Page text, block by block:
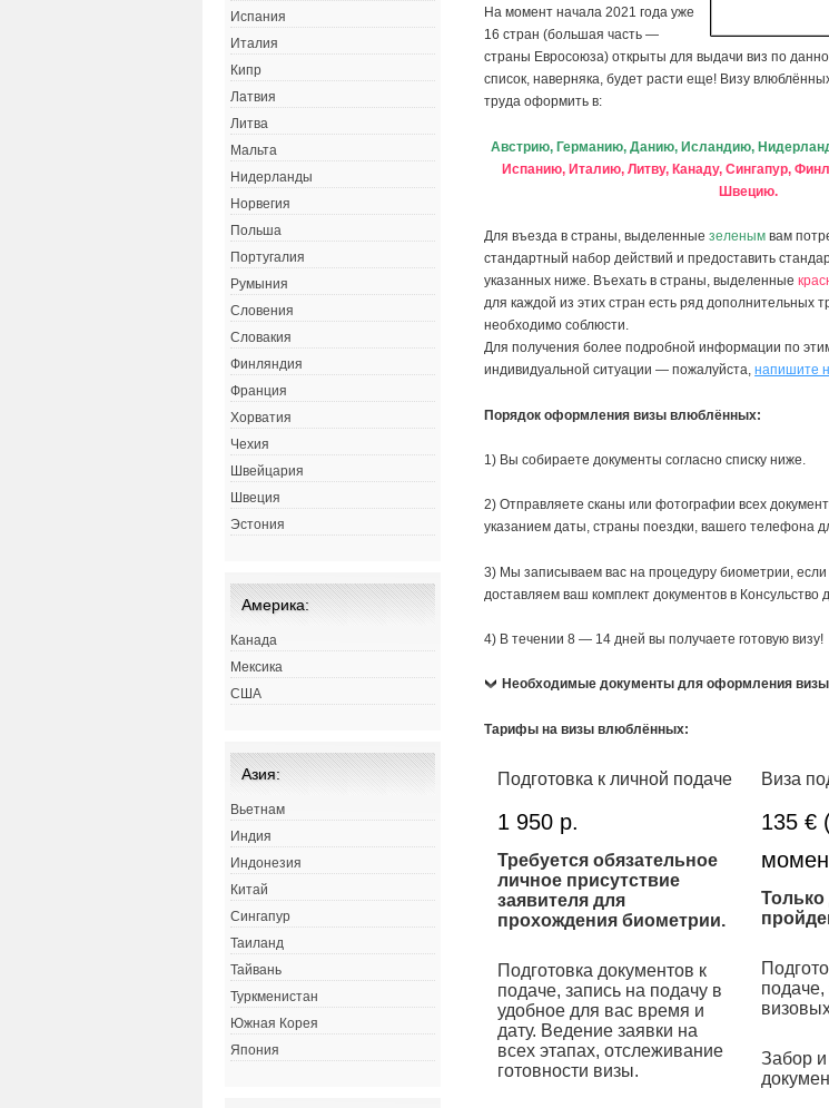
На момент начала 2021 года уже
16 стран (большая часть —
страны Евросоюза) открыты для выдачи виз по
список, наверняка, будет расти еще! Визу
труда оформить в:
Австрию, Германию, Данию, Исландию,
Испанию, Италию, Литву, Канаду, Сингапур,
Швецию.
Для въезда в страны, выделенныезеленым вам
стандартный набор действий и предоставить
указанных ниже. Въехать в страны, выделенные
для каждой из этих стран есть ряд дополнительных
необходимо соблюсти.
Для получения более подробной информации по
индивидуальной ситуации — пожалуйста,напишите
Порядок оформления визы влюблённых:
1) Вы собираете документы согласно списку ниже.
2) Отправляете сканы или фотографии всех
указанием даты, страны поездки, вашего телефона
3) Мы записываем вас на процедуру биометрии,
доставляем ваш комплект документов в Консульство
4) В течении 8 — 14 дней вы получаете готовую визу!
Необходимые документы для оформления
Тарифы на визы влюблённых:
Подготовка к личной подаче Виза
1 950 р.
Требуется обязательное
личное присутствие
заявителя для
прохождения биометрии.
Подготовка документов к
подаче, запись на подачу в
удобное для вас время и
дату. Ведение заявки на
всех этапах, отслеживание
готовности визы.
135 €
Только
Забор и
Испания
Италия
Кипр
Латвия
Литва
Мальта
Нидерланды
Норвегия
Польша
Португалия
Румыния
Словения
Словакия
Финляндия
Франция
Хорватия
Чехия
Швейцария
Швеция
Эстония
Америка:
Канада
Мексика
США
Азия:
Вьетнам
Индия
Индонезия
Китай
Сингапур
Таиланд
Тайвань
Туркменистан
Южная Корея
Япония